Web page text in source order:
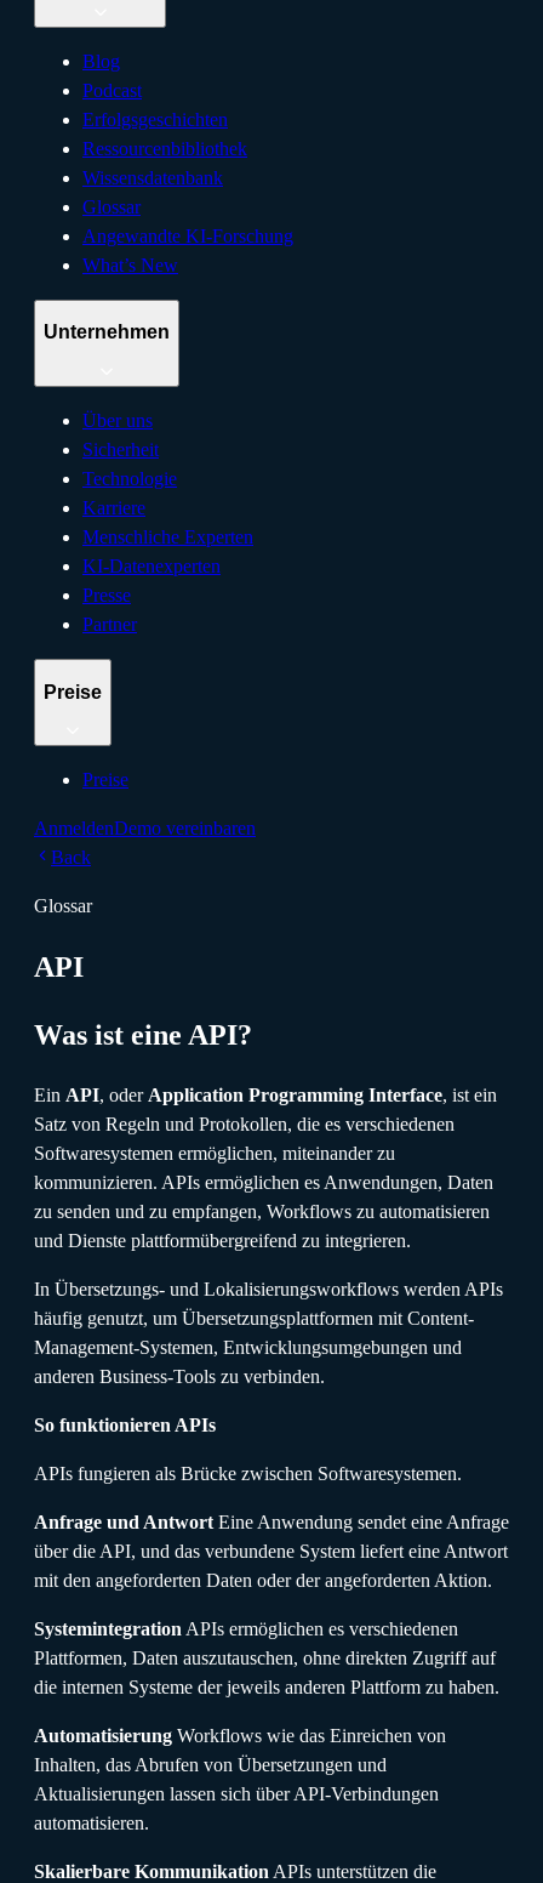
Blog
Podcast
Erfolgsgeschichten
Ressourcenbibliothek
Wissensdatenbank
Glossar
Angewandte KI-Forschung
What’s New
Unternehmen
Über uns
Sicherheit
Technologie
Karriere
Menschliche Experten
KI-Datenexperten
Presse
Partner
Preise
Preise
AnmeldenDemo vereinbaren
Back
Glossar
API
Was ist eine API?
Ein API, oder Application Programming Interface, ist ein
Satz von Regeln und Protokollen, die es verschiedenen
Softwaresystemen ermöglichen, miteinander zu
kommunizieren. APIs ermöglichen es Anwendungen, Daten
zu senden und zu empfangen, Workflows zu automatisieren
und Dienste plattformübergreifend zu integrieren.
In Übersetzungs- und Lokalisierungsworkflows werden APIs
häufig genutzt, um Übersetzungsplattformen mit Content-
Management-Systemen, Entwicklungsumgebungen und
anderen Business-Tools zu verbinden.
So funktionieren APIs
APIs fungieren als Brücke zwischen Softwaresystemen.
Anfrage und Antwort Eine Anwendung sendet eine Anfrage
über die API, und das verbundene System liefert eine Antwort
mit den angeforderten Daten oder der angeforderten Aktion.
Systemintegration APIs ermöglichen es verschiedenen
Plattformen, Daten auszutauschen, ohne direkten Zugriff auf
die internen Systeme der jeweils anderen Plattform zu haben.
Automatisierung Workflows wie das Einreichen von
Inhalten, das Abrufen von Übersetzungen und
Aktualisierungen lassen sich über API-Verbindungen
automatisieren.
Skalierbare Kommunikation APIs unterstützen die